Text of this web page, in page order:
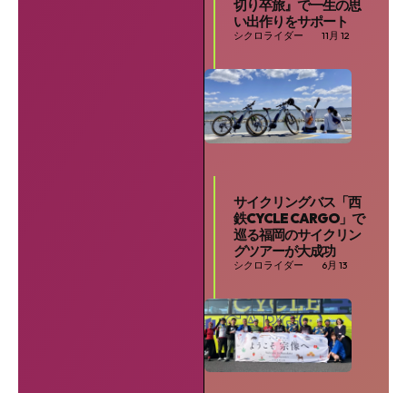
切り卒旅』で一生の思
い出作りをサポート
シクロライダー 11月 12
サイクリングバス「西
鉄CYCLE CARGO」で
巡る福岡のサイクリン
グツアーが大成功
シクロライダー 6月 13